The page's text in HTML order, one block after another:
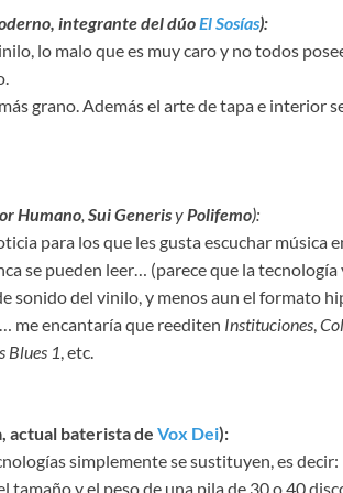
integrante del dúoEl Sosías):
lo malo que es muy caro y no todos
grano. Además el arte de tapa e interior
Humano, Sui GenerisyPolifemo):
para los que les gusta escuchar música
se pueden leer… (parece que la tecnología
sonido del vinilo, y menos aun el formato
me encantaría que reediten Instituciones,
Blues 1, etc.
actual baterista de Vox Dei):
simplemente se sustituyen, es
y el peso de una pila de 30 o 40